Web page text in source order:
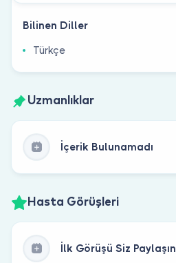
Bilinen Diller
Türkçe
Uzmanlıklar
İçerik Bulunamadı
Hasta Görüşleri
İlk Görüşü Siz Paylaşın